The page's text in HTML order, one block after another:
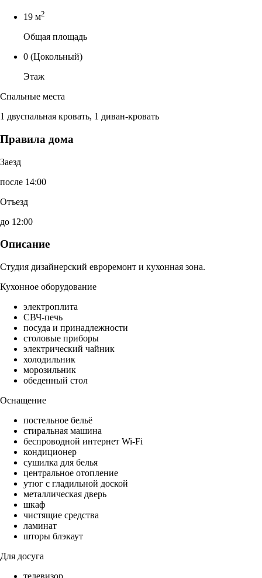
19 м2
Общая площадь
0 (Цокольный)
Этаж
Спальные места
1 двуспальная кровать, 1 диван-кровать
Правила дома
Заезд
после 14:00
Отъезд
до 12:00
Описание
Студия дизайнерский евроремонт и кухонная зона.
Кухонное оборудование
электроплита
СВЧ-печь
посуда и принадлежности
столовые приборы
электрический чайник
холодильник
морозильник
обеденный стол
Оснащение
постельное бельё
стиральная машина
беспроводной интернет Wi-Fi
кондиционер
сушилка для белья
центральное отопление
утюг с гладильной доской
металлическая дверь
шкаф
чистящие средства
ламинат
шторы блэкаут
Для досуга
телевизор